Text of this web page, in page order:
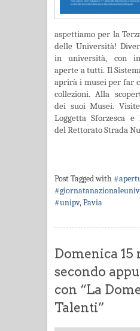
aspettiamo per la
delle Università!
in università, con
aperte a tutti. Il
aprirà i musei per far
collezioni. Alla
dei suoi Musei.
Loggetta Sforzesca
del Rettorato Strada
Post Tagged with
#unipv,Pavia
Domenica 15
secondo
con “La
Talenti”